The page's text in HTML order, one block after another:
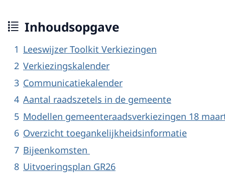
Inhoudsopgave
Leeswijzer Toolkit Verkiezingen
Verkiezingskalender
Communicatiekalender
Aantal raadszetels in de gemeente
Modellen gemeenteraadsverkiezingen 18
Overzicht toegankelijkheidsinformatie
Bijeenkomsten
Uitvoeringsplan GR26